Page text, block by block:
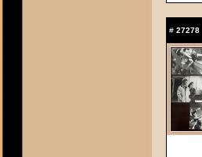
# 27278